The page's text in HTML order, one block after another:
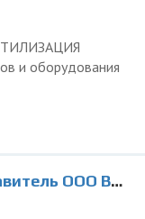
и оборудования
Компания